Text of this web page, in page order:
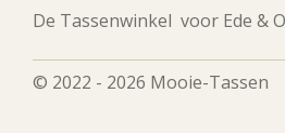
De Tassenwinkel voor Ede &
© 2022 - 2026 Mooie-Tassen